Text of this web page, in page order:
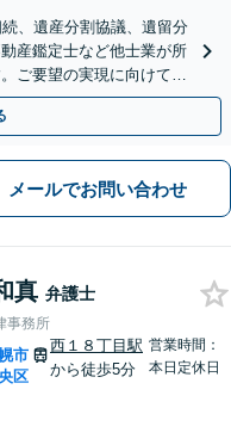
、遺産分割協議、遺留分
産鑑定士など他士業が所
ご要望の実現に向けて、
無料】
メールでお問い合わせ
真 弁護士
事務所
市
区
西１８丁目駅
から徒歩5分
営業時間：
本日定休日